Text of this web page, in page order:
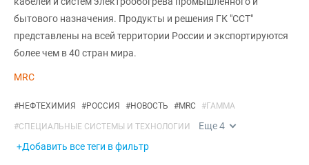
бытового назначения. Продукты и решения ГК "ССТ"
представлены на всей территории России и экспортируются
более чем в 40 стран мира.
MRC
#НЕФТЕХИМИЯ #РОССИЯ #НОВОСТЬ #MRC #ГАММА
#СПЕЦИАЛЬНЫЕ СИСТЕМЫ И ТЕХНОЛОГИИ Еще4
+Добавить все теги в фильтр